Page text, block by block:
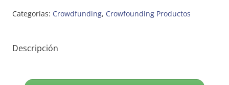
PAPEL"
de
SOUTO
Categorías: Crowdfunding, Crowfounding Productos
Descripción